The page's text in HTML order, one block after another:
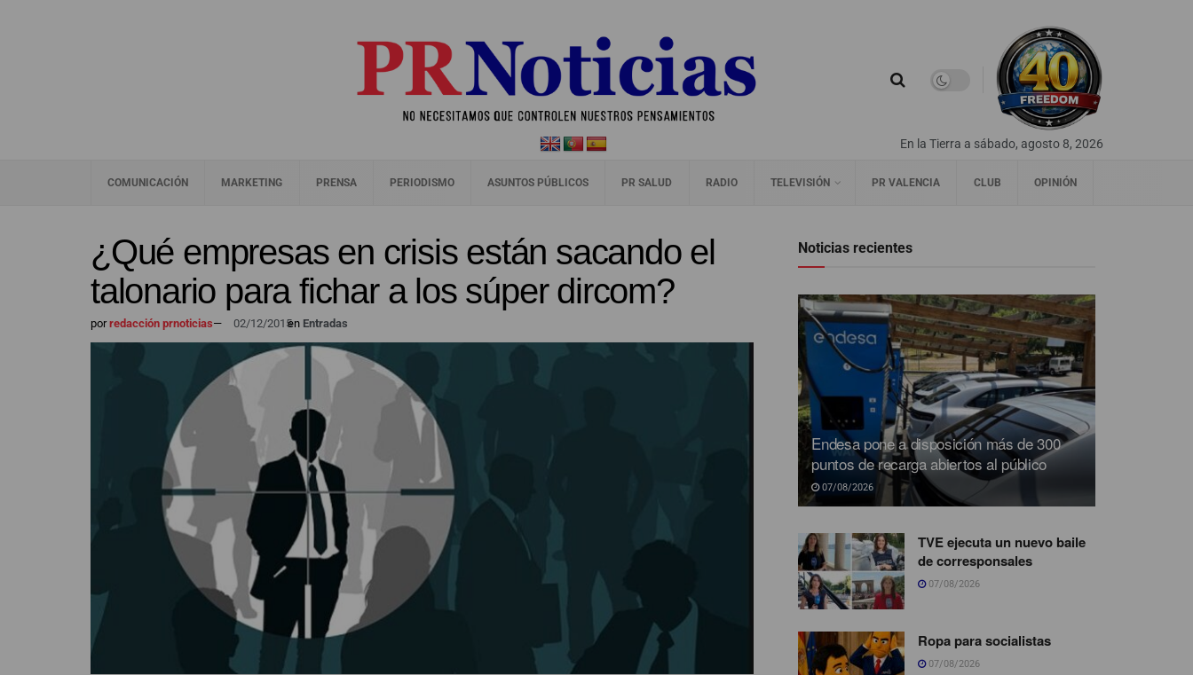
En la Tierra a sábado, agosto 8, 2026
COMUNICACIÓN MARKETING PRENSA PERIODISMO ASUNTOS PÚBLICOS PR SALUD RADIO TELEVISIÓN PR VALENCIA CLUB OPINIÓN
¿Qué empresas en crisis están sacando el
talonario para fichar a los súper dircom?
porredacción prnoticias— 02/12/2015en Entradas
Noticias recientes
Endesa pone a disposición más de 300
puntos de recarga abiertos al público
07/08/2026
TVE ejecuta un nuevo baile
de corresponsales
07/08/2026
Ropa para socialistas
07/08/2026